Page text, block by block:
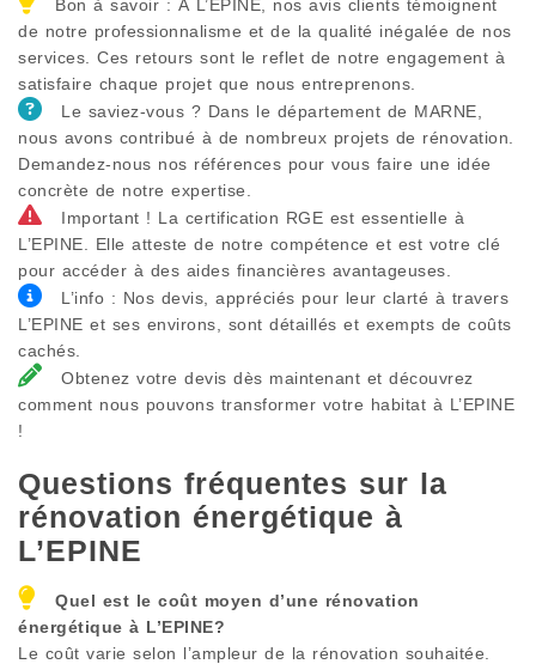
Bon à savoir : À L’EPINE, nos avis clients témoignent
de notre professionnalisme et de la qualité inégalée de nos
services. Ces retours sont le reflet de notre engagement à
satisfaire chaque projet que nous entreprenons.
Le saviez-vous ? Dans le département de MARNE,
nous avons contribué à de nombreux projets de rénovation.
Demandez-nous nos références pour vous faire une idée
concrète de notre expertise.
Important ! La certification RGE est essentielle à
L’EPINE. Elle atteste de notre compétence et est votre clé
pour accéder à des aides financières avantageuses.
L’info : Nos devis, appréciés pour leur clarté à travers
L’EPINE et ses environs, sont détaillés et exempts de coûts
cachés.
Obtenez votre devis dès maintenant et découvrez
comment nous pouvons transformer votre habitat à L’EPINE
!
Questions fréquentes sur la
rénovation énergétique à
L’EPINE
Quel est le coût moyen d’une rénovation
énergétique à L’EPINE?
Le coût varie selon l’ampleur de la rénovation souhaitée.